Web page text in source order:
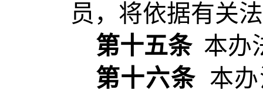
员，将依据有关
第十五条 本办
第十六条 本